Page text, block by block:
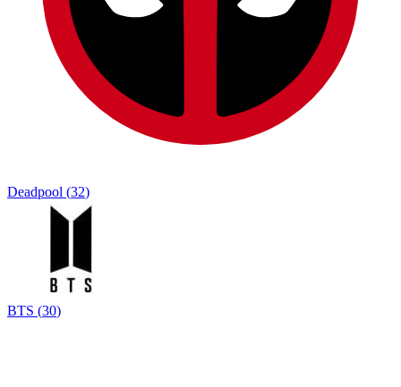
Deadpool (32)
BTS (30)